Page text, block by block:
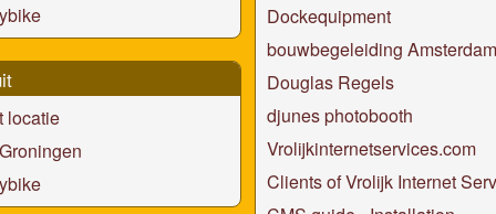
locatie
Dockequipment
bouwbegeleiding Amsterdam
Douglas Regels
djunes photobooth
Vrolijkinternetservices.com
Clients of Vrolijk Internet